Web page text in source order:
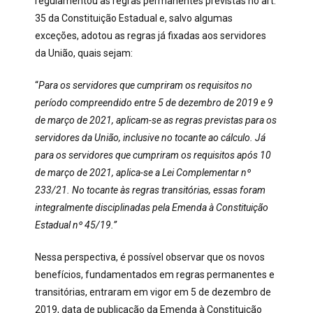
35 da Constituição Estadual e, salvo algumas
exceções, adotou as regras já fixadas aos servidores
da União, quais sejam:
“Para os servidores que cumpriram os requisitos no
período compreendido entre 5 de dezembro de 2019 e 9
de março de 2021, aplicam-se as regras previstas para os
servidores da União, inclusive no tocante ao cálculo. Já
para os servidores que cumpriram os requisitos após 10
de março de 2021, aplica-se a Lei Complementar nº
233/21. No tocante às regras transitórias, essas foram
integralmente disciplinadas pela Emenda à Constituição
Estadual nº 45/19.”
Nessa perspectiva, é possível observar que os novos
benefícios, fundamentados em regras permanentes e
transitórias, entraram em vigor em 5 de dezembro de
2019, data de publicação da Emenda à Constituição